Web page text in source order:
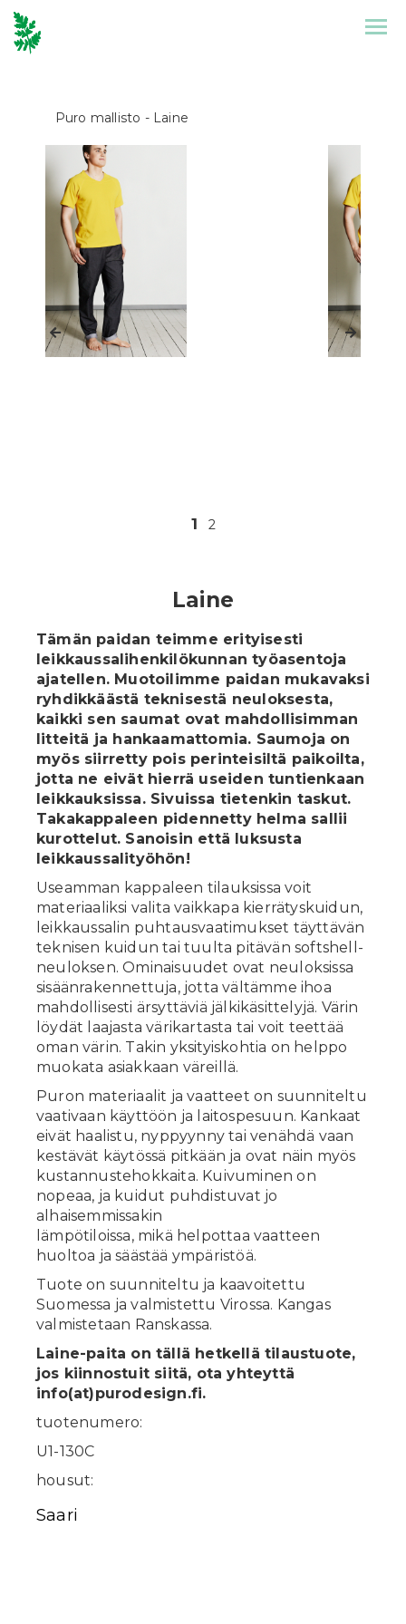
Tarinat
Puro mallisto - Laine
1 2
Laine
Tämän paidan teimme erityisesti
leikkaussalihenkilökunnan työasentoja
ajatellen. Muotoilimme paidan mukavaksi
ryhdikkäästä teknisestä neuloksesta,
kaikki sen saumat ovat mahdollisimman
litteitä ja hankaamattomia. Saumoja on
myös siirretty pois perinteisiltä paikoilta,
jotta ne eivät hierrä useiden tuntienkaan
leikkauksissa. Sivuissa tietenkin taskut.
Takakappaleen pidennetty helma sallii
kurottelut. Sanoisin että luksusta
leikkaussalityöhön!
Useamman kappaleen tilauksissa voit
materiaaliksi valita vaikkapa kierrätyskuidun,
leikkaussalin puhtausvaatimukset täyttävän
teknisen kuidun tai tuulta pitävän softshell-
neuloksen. Ominaisuudet ovat neuloksissa
sisäänrakennettuja, jotta vältämme ihoa
mahdollisesti ärsyttäviä jälkikäsittelyjä. Värin
löydät laajasta värikartasta tai voit teettää
oman värin. Takin yksityiskohtia on helppo
muokata asiakkaan väreillä.
Puron materiaalit ja vaatteet on suunniteltu
vaativaan käyttöön ja laitospesuun. Kankaat
eivät haalistu, nyppyynny tai venähdä vaan
kestävät käytössä pitkään ja ovat näin myös
kustannustehokkaita. Kuivuminen on
nopeaa, ja kuidut puhdistuvat jo
alhaisemmissakin
lämpötiloissa, mikä helpottaa vaatteen
huoltoa ja säästää ympäristöä.
Tuote on suunniteltu ja kaavoitettu
Suomessa ja valmistettu Virossa. Kangas
valmistetaan Ranskassa.
Laine-paita on tällä hetkellä tilaustuote,
jos kiinnostuit siitä, ota yhteyttä
info(at)purodesign.fi.
tuotenumero:
U1-130C
housut:
Saari